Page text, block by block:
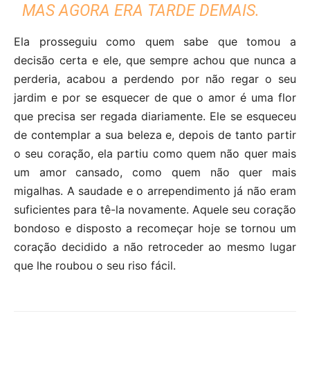
MAS AGORA ERA TARDE DEMAIS.
Ela prosseguiu como quem sabe que tomou a
decisão certa e ele, que sempre achou que nunca a
perderia, acabou a perdendo por não regar o seu
jardim e por se esquecer de que o amor é uma flor
que precisa ser regada diariamente. Ele se esqueceu
de contemplar a sua beleza e, depois de tanto partir
o seu coração, ela partiu como quem não quer mais
um amor cansado, como quem não quer mais
migalhas. A saudade e o arrependimento já não eram
suficientes para tê-la novamente. Aquele seu coração
bondoso e disposto a recomeçar hoje se tornou um
coração decidido a não retroceder ao mesmo lugar
que lhe roubou o seu riso fácil.